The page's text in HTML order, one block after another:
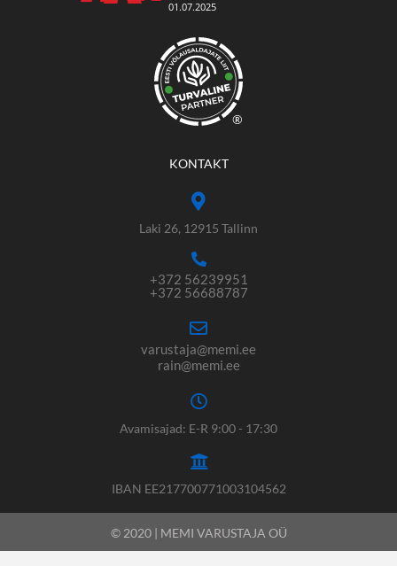
®
KONTAKT
Laki 26, 12915 Tallinn
+372 56239951
+372 56688787
varustaja@memi.ee
rain@memi.ee
Avamisajad: E-R 9:00 - 17:30
IBAN EE217700771003104562
© 2020 | MEMI VARUSTAJA OÜ